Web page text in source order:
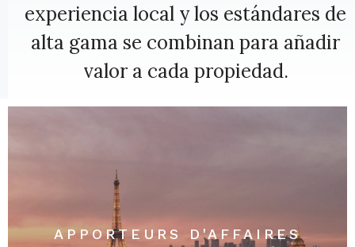
experiencia local y los estándares de
alta gama se combinan para añadir
valor a cada propiedad.
APPORTEURS D'AFFAIRES